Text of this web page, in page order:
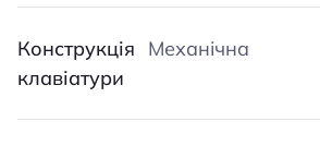
Конструкція
клавіатури
Механічна